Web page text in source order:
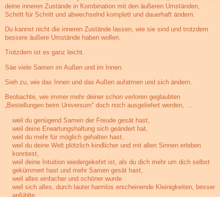
deine inneren Zustände in Kombination mit den äußeren Umständen,
Schritt für Schritt und abwechselnd komplett und dauerhaft ändern.
Du kannst nicht die inneren Zustände lassen, wie sie sind und trotzdem
bessere äußere Umstände haben wollen.
Trotzdem ist es ganz leicht.
Säe viele Samen im Außen und im Innen.
Sieh zu, wie das Innen und das Außen aufatmen und sich ändern.
Beobachte, wie immer mehr deiner schon verloren geglaubten
„Bestellungen beim Universum“ doch noch ausgeliefert werden, …
weil du genügend Samen der Freude gesät hast,
weil deine Erwartungshaltung sich geändert hat,
weil du mehr für möglich gehalten hast,
weil du deine Welt plötzlich kindlicher und mit allen Sinnen erleben
konntest,
weil deine Intuition wiedergekehrt ist, als du dich mehr um dich selbst
gekümmert hast und mehr Samen gesät hast,
weil alles einfacher und schöner wurde
weil sich alles, durch lauter harmlos erscheinende Kleinigkeiten, besser
anfühlte